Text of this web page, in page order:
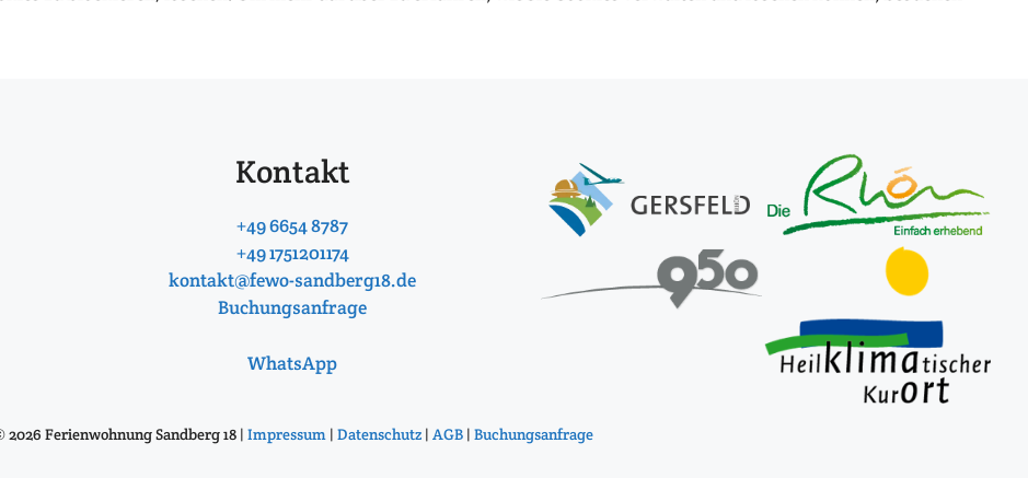
Kontakt
+49 6654 8787
+49 1751201174
kontakt@fewo-sandberg18.de
Buchungsanfrage
WhatsApp
2026 Ferienwohnung Sandberg 18 | Impressum| Datenschutz| AGB| Buchungsanfrage